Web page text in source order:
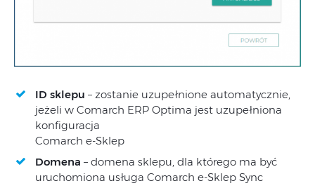
ID sklepu – zostanie uzupełnione automatycznie,
jeżeli w Comarch ERP Optima jest uzupełniona
konfiguracja
Comarch e-Sklep
Domena – domena sklepu, dla którego ma być
uruchomiona usługa Comarch e-Sklep Sync